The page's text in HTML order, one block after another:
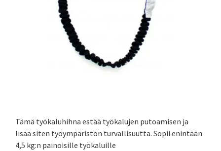
Tämä työkaluhihna estää työkalujen putoamisen ja
lisää siten työympäristön turvallisuutta. Sopii enintään
4,5 kg:n painoisille työkaluille